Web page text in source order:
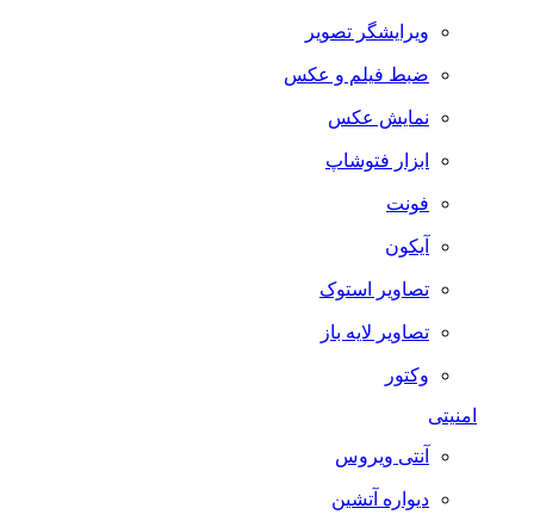
ویرایشگر تصویر
ضبط فيلم و عكس
نمایش عکس
ابزار فتوشاپ
فونت
آیکون
تصاویر استوک
تصاویر لایه باز
وکتور
امنیتی
آنتی ویروس
دیواره آتشین